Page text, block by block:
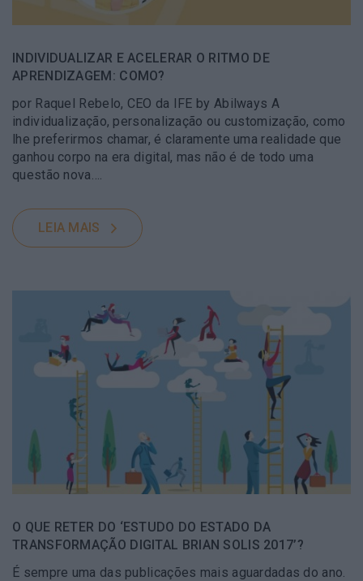
INDIVIDUALIZAR E ACELERAR O RITMO DE
APRENDIZAGEM: COMO?
por Raquel Rebelo, CEO da IFE by Abilways A
individualização, personalização ou customização, como
lhe preferirmos chamar, é claramente uma realidade que
ganhou corpo na era digital, mas não é de todo uma
questão nova….
LEIA MAIS
O QUE RETER DO ‘ESTUDO DO ESTADO DA
TRANSFORMAÇÃO DIGITAL BRIAN SOLIS 2017’?
É sempre uma das publicações mais aguardadas do ano.